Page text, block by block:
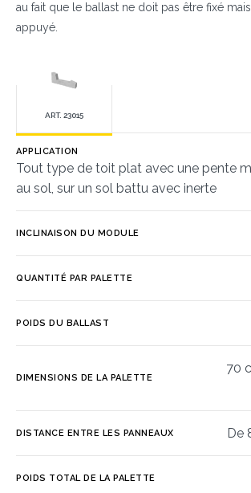
au fait que le ballast ne doit pas être fixé
appuyé.
ART. 23015
APPLICATION
Tout type de toit plat avec une pente
au sol, sur un sol battu avec inerte
INCLINAISON DU MODULE
QUANTITÉ PAR PALETTE
POIDS DU BALLAST
DIMENSIONS DE LA PALETTE
70
DISTANCE ENTRE LES PANNEAUX De
POIDS TOTAL DE LA PALETTE